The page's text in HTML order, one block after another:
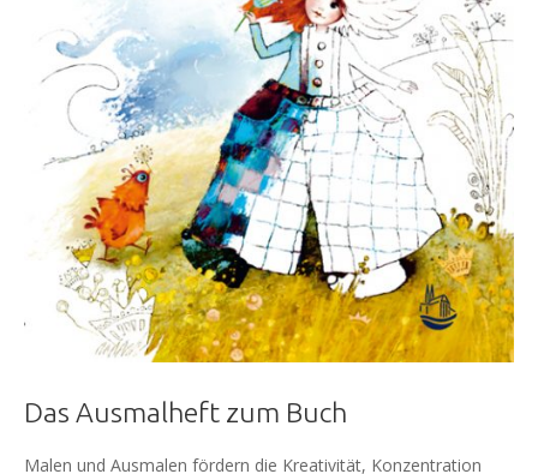
Das Ausmalheft zum Buch
Malen und Ausmalen fördern die Kreativität, Konzentration